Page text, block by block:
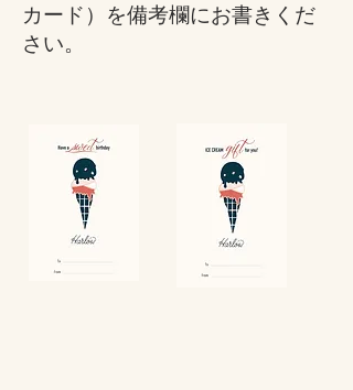
カード）を備考欄にお書きくだ
さい。